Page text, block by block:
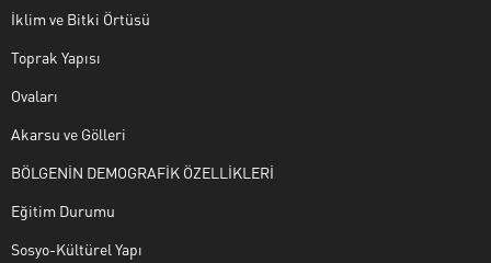
İklim ve Bitki Örtüsü
Toprak Yapısı
Ovaları
Akarsu ve Gölleri
BÖLGENİN DEMOGRAFİK ÖZELLİKLERİ
Eğitim Durumu
Sosyo-Kültürel Yapı